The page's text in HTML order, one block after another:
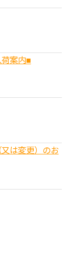
案内■
は変更）のお